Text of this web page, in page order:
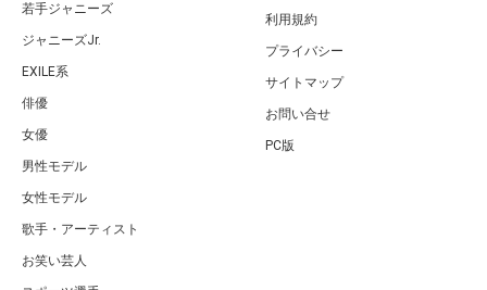
若手ジャニーズ
ジャニーズJr.
EXILE系
俳優
女優
男性モデル
女性モデル
歌手・アーティスト
お笑い芸人
利用規約
プライバシー
サイトマップ
お問い合せ
PC版